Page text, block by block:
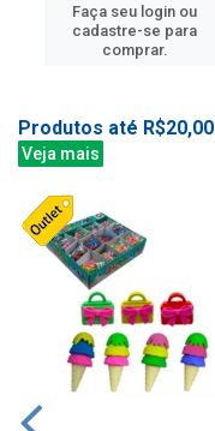
Faça seu login ou
cadastre-se para
comprar.
Produtos até R$20,00
Veja mais